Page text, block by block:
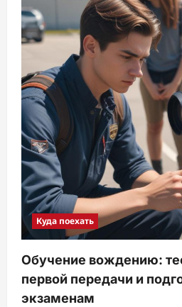
Куда поехать
Обучение вождению:
первой передачи и
экзаменам